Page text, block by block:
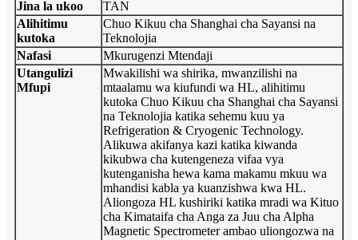
Jina la ukoo
TAN
Alihitimu
kutoka
Chuo Kikuu cha Shanghai cha Sayansi na
Teknolojia
Nafasi
Mkurugenzi Mtendaji
Utangulizi
Mfupi
Mwakilishi wa shirika, mwanzilishi na
mtaalamu wa kiufundi wa HL, alihitimu
kutoka Chuo Kikuu cha Shanghai cha Sayansi
na Teknolojia katika sehemu kuu ya
Refrigeration & Cryogenic Technology.
Alikuwa akifanya kazi katika kiwanda
kikubwa cha kutengeneza vifaa vya
kutenganisha hewa kama makamu mkuu wa
mhandisi kabla ya kuanzishwa kwa HL.
Aliongoza HL kushiriki katika mradi wa Kituo
cha Kimataifa cha Anga za Juu cha Alpha
Magnetic Spectrometer ambao uliongozwa na